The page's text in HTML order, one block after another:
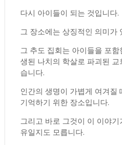
다시 아이들이 되는 것입니다.
그 장소에는 상징적인 의미가
그 추도 집회는 아이들을 포
생된 나치의 학살로 파괴된
습니다.
인간의 생명이 가볍게 여겨질
기억하기 위한 장소입니다.
그리고 바로 그것이 이 이야
유일지도 모릅니다.